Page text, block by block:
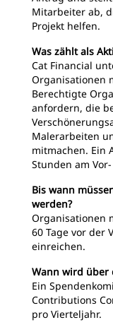
Mitarbeiter ab,
Projekt helfen.
Was zählt als
Cat Financial
Organisationen
Berechtigte
anfordern, die
Malerarbeiten
mitmachen. Ein
Stunden am
Bis wann
werden?
Organisationen
60 Tage vor der
einreichen.
Wann wird über
Ein
Contributions
pro Vierteljahr.